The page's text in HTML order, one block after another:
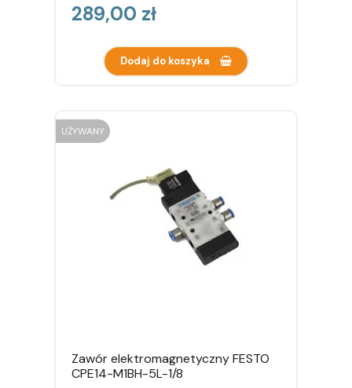
Cena
289,00 zł
Dodaj do koszyka
UŻYWANY
Zawór elektromagnetyczny FESTO
CPE14-M1BH-5L-1/8